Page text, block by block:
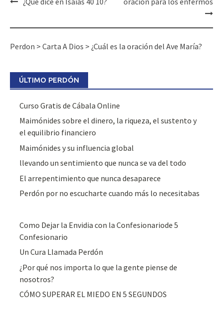
Perdon > Carta A Dios > ¿Cuál es la oración del Ave María?
ÚLTIMO PERDÓN
Curso Gratis de Cábala Online
Maimónides sobre el dinero, la riqueza, el sustento y
el equilibrio financiero
Maimónides y su influencia global
llevando un sentimiento que nunca se va del todo
El arrepentimiento que nunca desaparece
Perdón por no escucharte cuando más lo necesitabas
Como Dejar la Envidia con la Confesionariode 5
Confesionario
Un Cura Llamada Perdón
¿Por qué nos importa lo que la gente piense de
nosotros?
CÓMO SUPERAR EL MIEDO EN 5 SEGUNDOS